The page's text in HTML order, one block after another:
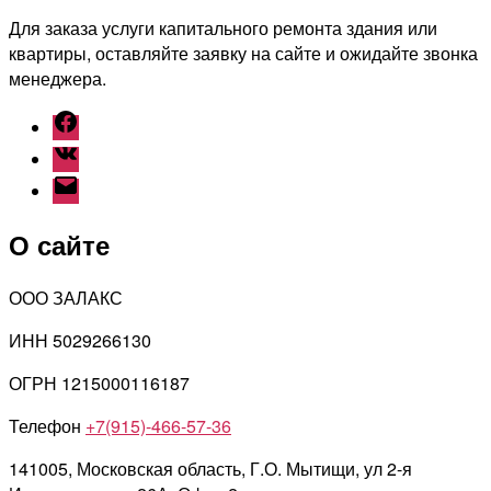
Для заказа услуги капитального ремонта здания или
квартиры, оставляйте заявку на сайте и ожидайте звонка
менеджера.
Facebook
Vk
Email
О сайте
ООО ЗАЛАКС
ИНН 5029266130
ОГРН 1215000116187
Телефон +7(915)-466-57-36
141005, Московская область, Г.О. Мытищи, ул 2-я